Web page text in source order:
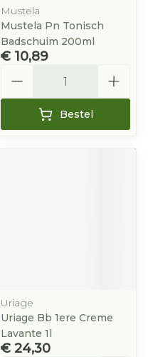
Mustela
Mustela Pn Tonisch
Badschuim 200ml
€ 10,89
Bestel
Uriage
Uriage Bb 1ere Creme
Lavante 1l
€ 24,30